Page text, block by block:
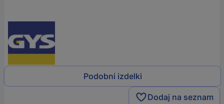
Podobni izdelki
Dodaj na seznam